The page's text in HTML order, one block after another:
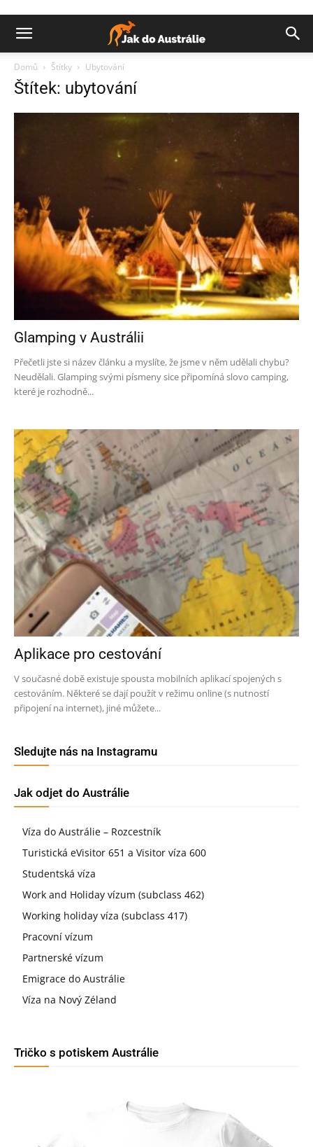
Domů Štítky Ubytování
Štítek: ubytování
Glamping v Austrálii
Přečetli jste si název článku a myslíte, že jsme v něm udělali chybu?
Neudělali. Glamping svými písmeny sice připomíná slovo camping,
které je rozhodně...
Aplikace pro cestování
V současné době existuje spousta mobilních aplikací spojených s
cestováním. Některé se dají použít v režimu online (s nutností
připojení na internet), jiné můžete...
Sledujte nás na Instagramu
Jak odjet do Austrálie
Víza do Austrálie – Rozcestník
Turistická eVisitor 651 a Visitor víza 600
Studentská víza
Work and Holiday vízum (subclass 462)
Working holiday víza (subclass 417)
Pracovní vízum
Partnerské vízum
Emigrace do Austrálie
Víza na Nový Zéland
Tričko s potiskem Austrálie